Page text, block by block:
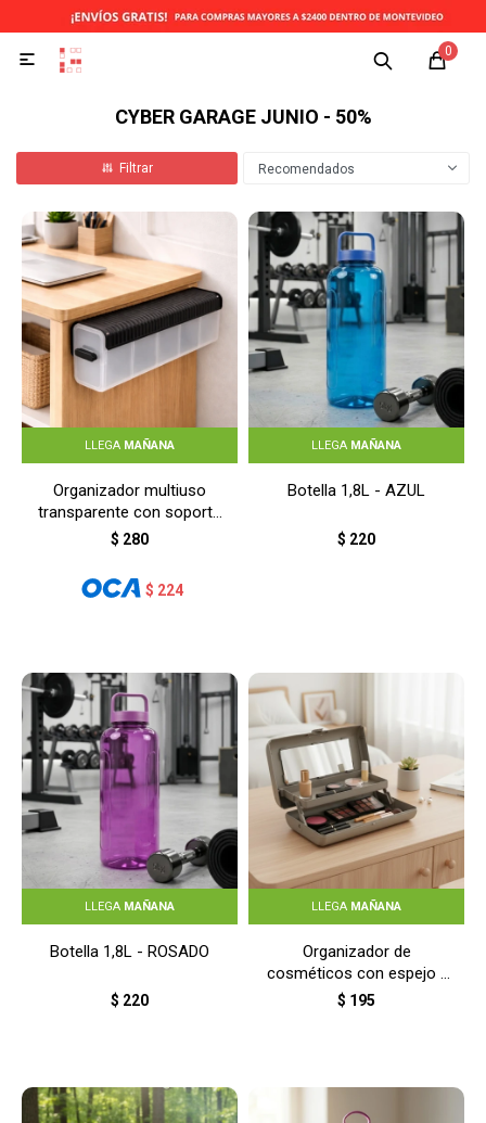
0

CYBER GARAGE JUNIO - 50%
Recomendados
LLEGA MAÑANA
Organizador multiuso
transparente con soporte
adhesivo -
$ 280
$ 224
LLEGA MAÑANA
Botella 1,8L - AZUL
$ 220
LLEGA MAÑANA
Botella 1,8L - ROSADO
$ 220
LLEGA MAÑANA
Organizador de
cosméticos con espejo -
GRIS
$ 195